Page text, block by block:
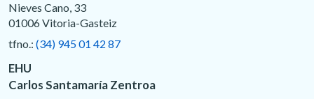
Nieves Cano, 33
01006 Vitoria-Gasteiz
tfno.: (34) 945 01 42 87
EHU
Carlos Santamaría Zentroa